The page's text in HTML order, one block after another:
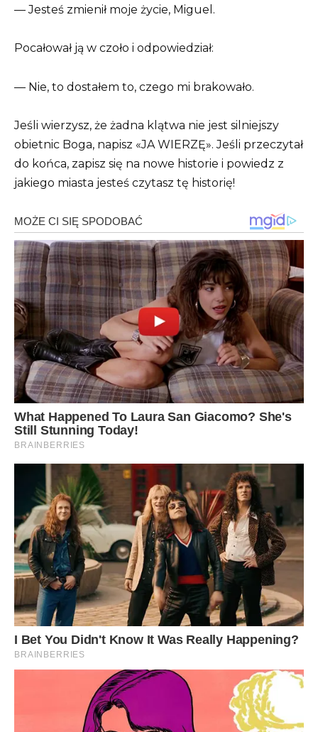
— Jesteś zmienił moje życie, Miguel.
Pocałował ją w czoło i odpowiedział:
— Nie, to dostałem to, czego mi brakowało.
Jeśli wierzysz, że żadna klątwa nie jest silniejszy
obietnic Boga, napisz «JA WIERZĘ». Jeśli przeczytał
do końca, zapisz się na nowe historie i powiedz z
jakiego miasta jesteś czytasz tę historię!